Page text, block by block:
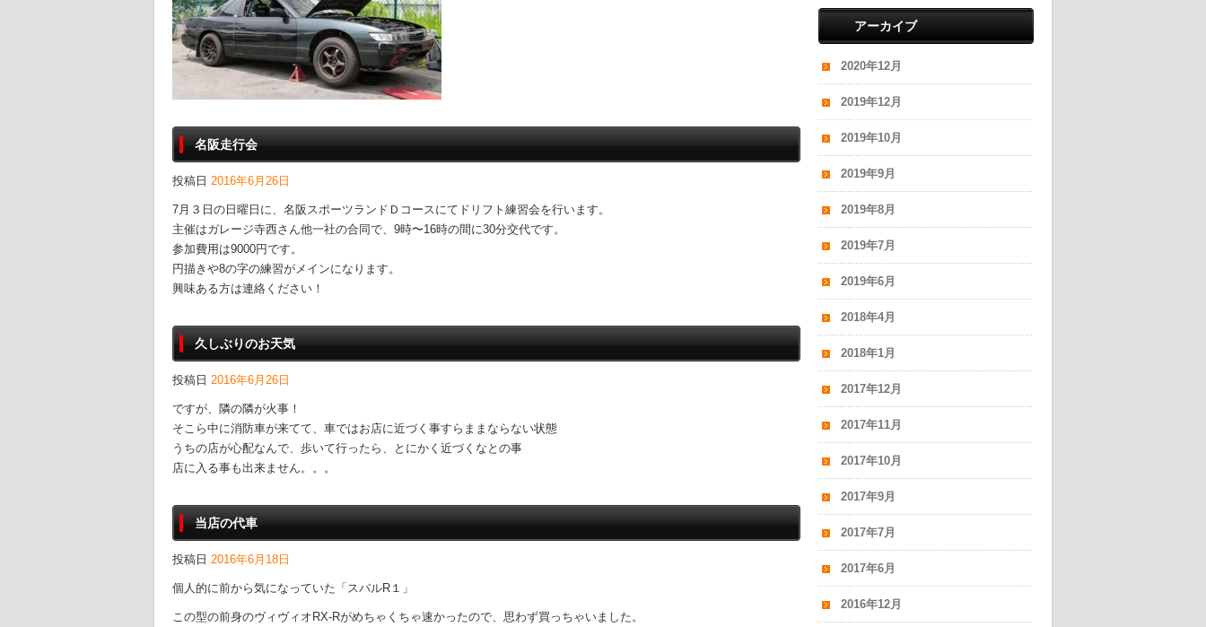
名阪走行会
投稿日 2016年6月26日
7月３日の日曜日に、名阪スポーツランドＤコースにてドリフト練習会を行います。
主催はガレージ寺西さん他一社の合同で、9時〜16時の間に30分交代です。
参加費用は9000円です。
円描きや8の字の練習がメインになります。
興味ある方は連絡ください！
久しぶりのお天気
投稿日 2016年6月26日
ですが、隣の隣が火事！
そこら中に消防車が来てて、車ではお店に近づく事すらままならない状態
うちの店が心配なんで、歩いて行ったら、とにかく近づくなとの事
店に入る事も出来ません。。。
当店の代車
投稿日 2016年6月18日
個人的に前から気になっていた「スバルR１」
この型の前身のヴィヴィオRX-Rがめちゃくちゃ速かったので、思わず買っちゃいました。
した。
アーカイブ
2020年12月
2019年12月
2019年10月
2019年9月
2019年8月
2019年7月
2019年6月
2018年4月
2018年1月
2017年12月
2017年11月
2017年10月
2017年9月
2017年7月
2017年6月
2016年12月